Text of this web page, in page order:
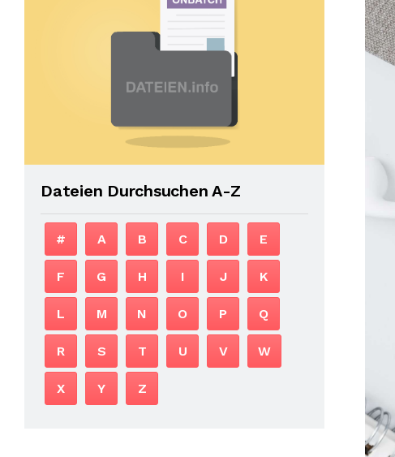
Dateien Durchsuchen A-Z
# A B C D E
F G H I J K
L M N O P Q
R S T U V W
X Y Z